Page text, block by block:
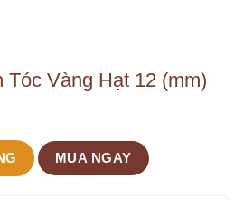
Tóc Vàng Hạt 12 (mm)
MUA NGAY